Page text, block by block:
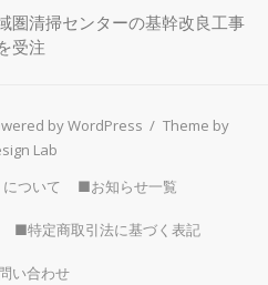
圏清掃センターの基幹改良工事
受注
by WordPress / Theme by
Lab
ついて
■お知らせ一覧
■特定商取引法に基づく表記
い合わせ